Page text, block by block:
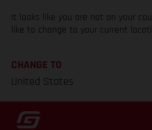
It looks like you are not on your
like to change to your current
CHANGE TO
United States